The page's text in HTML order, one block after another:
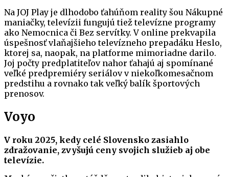
Na JOJ Play je dlhodobo ťahúňom reality šou Nákupné
maniačky, televízii fungujú tiež televízne programy
ako Nemocnica či Bez servítky. V online prekvapila
úspešnosť vlaňajšieho televízneho prepadáku Heslo,
ktorej sa, naopak, na platforme mimoriadne darilo.
Joj počty predplatiteľov nahor ťahajú aj spomínané
veľké predpremiéry seriálov v niekoľkomesačnom
predstihu a rovnako tak veľký balík športových
prenosov.
Voyo
V roku 2025, kedy celé Slovensko zasiahlo
zdražovanie, zvyšujú ceny svojich služieb aj obe
televízie.